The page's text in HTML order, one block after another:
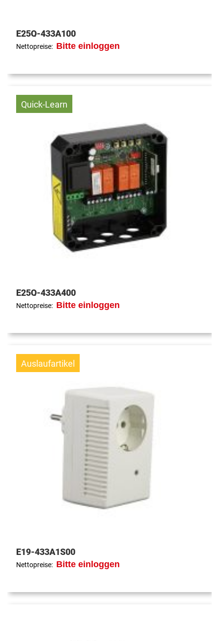
E25Q-433A100
Nettopreise: Bitte einloggen
Quick-Learn
E25Q-433A400
Nettopreise: Bitte einloggen
Auslaufartikel
E19-433A1S00
Nettopreise: Bitte einloggen